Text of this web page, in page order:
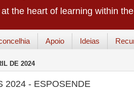
the heart of learning within
Apoio Ideias
DE 2024
2024 - ESPOSENDE